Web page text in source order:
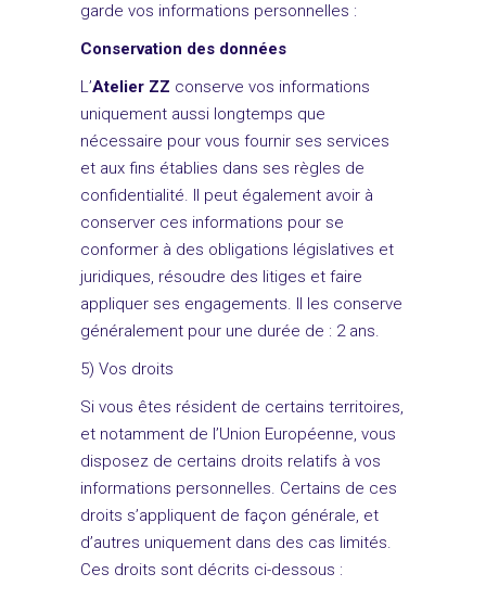
garde vos informations personnelles :
Conservation des données
L’Atelier ZZ conserve vos informations
uniquement aussi longtemps que
nécessaire pour vous fournir ses services
et aux fins établies dans ses règles de
confidentialité. Il peut également avoir à
conserver ces informations pour se
conformer à des obligations législatives et
juridiques, résoudre des litiges et faire
appliquer ses engagements. Il les conserve
généralement pour une durée de : 2 ans.
5) Vos droits
Si vous êtes résident de certains territoires,
et notamment de l’Union Européenne, vous
disposez de certains droits relatifs à vos
informations personnelles. Certains de ces
droits s’appliquent de façon générale, et
d’autres uniquement dans des cas limités.
Ces droits sont décrits ci-dessous :